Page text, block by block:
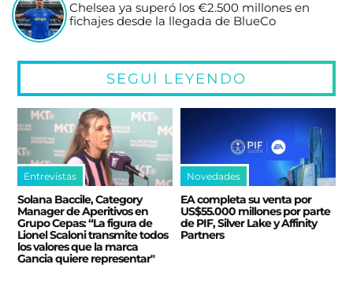
Chelsea ya superó los €2.500 millones en
fichajes desde la llegada de BlueCo
SEGUÍ LEYENDO
Entrevistas
Solana Baccile, Category
Manager de Aperitivos en
Grupo Cepas: “La figura de
Lionel Scaloni transmite todos
los valores que la marca
Gancia quiere representar"
Novedades
EA completa su venta por
US$55.000 millones por parte
de PIF, Silver Lake y Affinity
Partners